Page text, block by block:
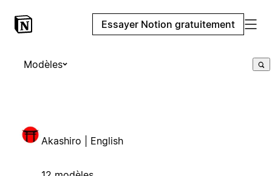
Essayer Notion gratuitement
Modèles
Akashiro | English